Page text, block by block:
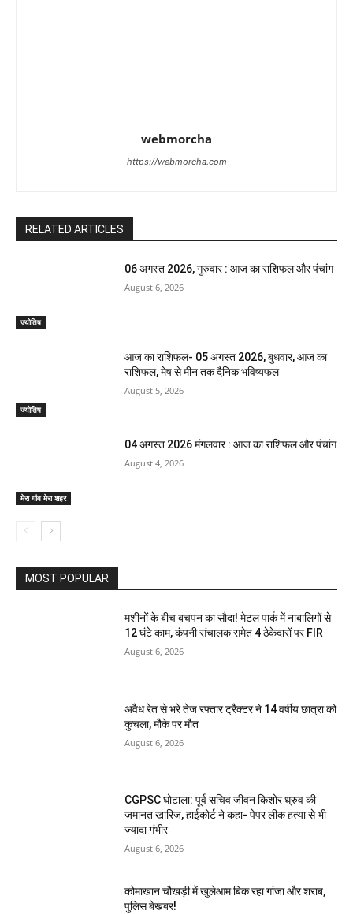
webmorcha
https://webmorcha.com
RELATED ARTICLES
ज्योतिष
06 अगस्त 2026, गुरुवार : आज का राशिफल और पंचांग
August 6, 2026
ज्योतिष
आज का राशिफल- 05 अगस्त 2026, बुधवार, आज का
राशिफल, मेष से मीन तक दैनिक भविष्यफल
August 5, 2026
मेरा गांव मेरा शहर
04 अगस्त 2026 मंगलवार : आज का राशिफल और पंचांग
August 4, 2026
MOST POPULAR
मशीनों के बीच बचपन का सौदा! मेटल पार्क में नाबालिगों से
12 घंटे काम, कंपनी संचालक समेत 4 ठेकेदारों पर FIR
August 6, 2026
अवैध रेत से भरे तेज रफ्तार ट्रैक्टर ने 14 वर्षीय छात्रा को
कुचला, मौके पर मौत
August 6, 2026
CGPSC घोटाला: पूर्व सचिव जीवन किशोर ध्रुव की
जमानत खारिज, हाईकोर्ट ने कहा- पेपर लीक हत्या से भी
ज्यादा गंभीर
August 6, 2026
कोमाखान चौखड़ी में खुलेआम बिक रहा गांजा और शराब,
पुलिस बेखबर!